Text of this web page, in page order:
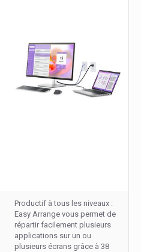
Productif à tous les niveaux :
Easy Arrange vous permet de
répartir facilement plusieurs
applications sur un ou
plusieurs écrans grâce à 38